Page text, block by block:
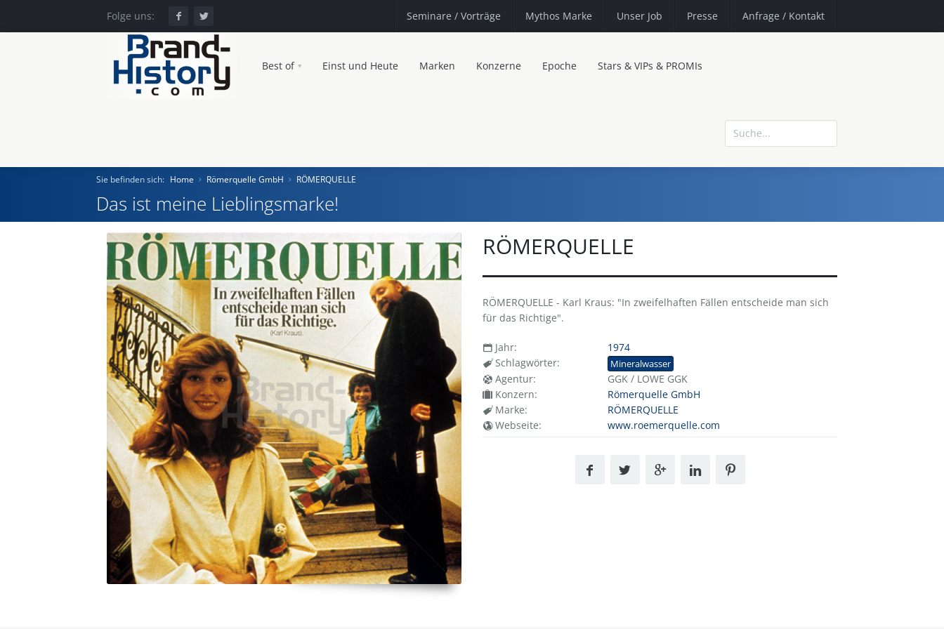
Folge uns: Seminare / Vorträge Mythos Marke Unser Job Presse Anfrage / Kontakt
Best of Einst und Heute Marken Konzerne Epoche Stars & VIPs & PROMIs
Home
Einst und Heute
Marken
Konzerne
Epoche
Sie befinden sich: Home Römerquelle GmbH RÖMERQUELLE
Das ist meine Lieblingsmarke!
RÖMERQUELLE
RÖMERQUELLE - Karl Kraus: "In zweifelhaften Fällen entscheide man sich
für das Richtige".
Jahr:
1974
Schlagwörter:
Mineralwasser
Agentur:
GGK / LOWE GGK
Konzern:
Römerquelle GmbH
Marke:
RÖMERQUELLE
Webseite:
www.roemerquelle.com